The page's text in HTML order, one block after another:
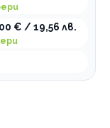
€ / 19,56 лв.